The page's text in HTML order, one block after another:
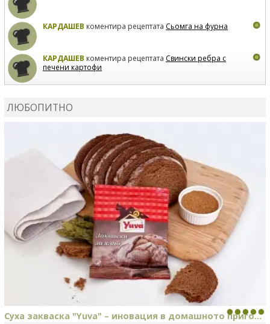
КАРДАШЕВ коментира рецептата Сьомга на фурна
КАРДАШЕВ коментира рецептата Свински ребра с
печени картофи
ЛЮБОПИТНО
Суха закваска "Yuva" – иновация в домашното приго...